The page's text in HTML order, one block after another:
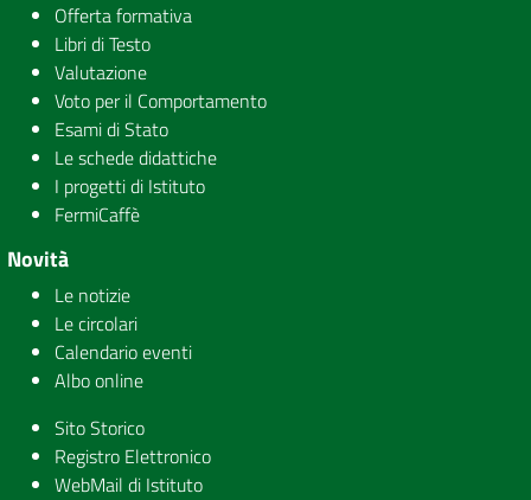
Offerta formativa
Libri di Testo
Valutazione
Voto per il Comportamento
Esami di Stato
Le schede didattiche
I progetti di Istituto
FermiCaffè
Novità
Le notizie
Le circolari
Calendario eventi
Albo online
Sito Storico
Registro Elettronico
WebMail di Istituto